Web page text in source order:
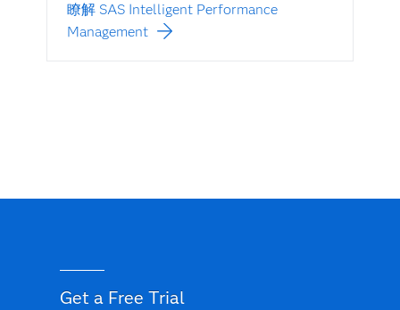
瞭解 SAS Intelligent Performance
Management
Get a Free Trial